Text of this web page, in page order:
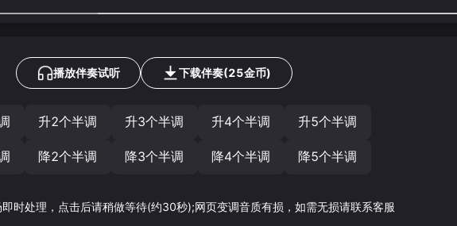
播放伴奏试听 下载伴奏(25金币)
升2个半调 升3个半调 升4个半调 升5个半调
降2个半调 降3个半调 降4个半调 降5个半调
时处理，点击后请稍做等待(约30秒);网页变调音质有损，如需无损请联系客服